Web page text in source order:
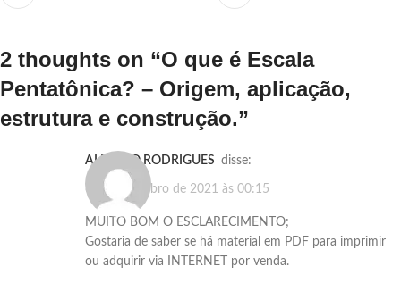
2 thoughts on “O que é Escala
Pentatônica? – Origem, aplicação,
estrutura e construção.”
ALBERTO RODRIGUES disse:
6 de novembro de 2021 às 00:15
MUITO BOM O ESCLARECIMENTO;
Gostaria de saber se há material em PDF para imprimir
ou adquirir via INTERNET por venda.